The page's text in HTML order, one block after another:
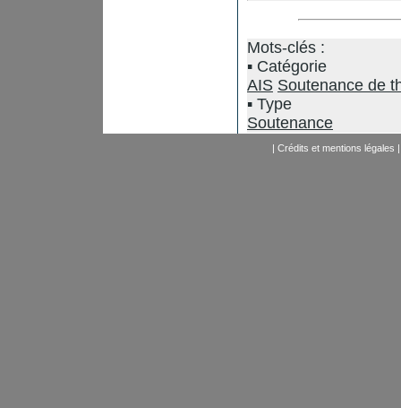
Mots-clés :
Catégorie
AIS Soutenance de
Type
Soutenance
| Crédits et mentions légales